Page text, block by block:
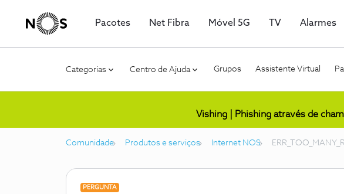
Pacotes Net Fibra Móvel 5G TV Alarmes
Categorias Centro de Ajuda Grupos Assistente Virtual
Vishing | Phishing através de
Comunidade Produtos e serviços Internet NOS
PERGUNTA